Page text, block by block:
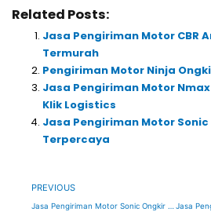
Related Posts:
Jasa Pengiriman Motor CBR
Termurah
Pengiriman Motor Ninja
Jasa Pengiriman Motor
Klik Logistics
Jasa Pengiriman Motor
Terpercaya
Prev
PREVIOUS